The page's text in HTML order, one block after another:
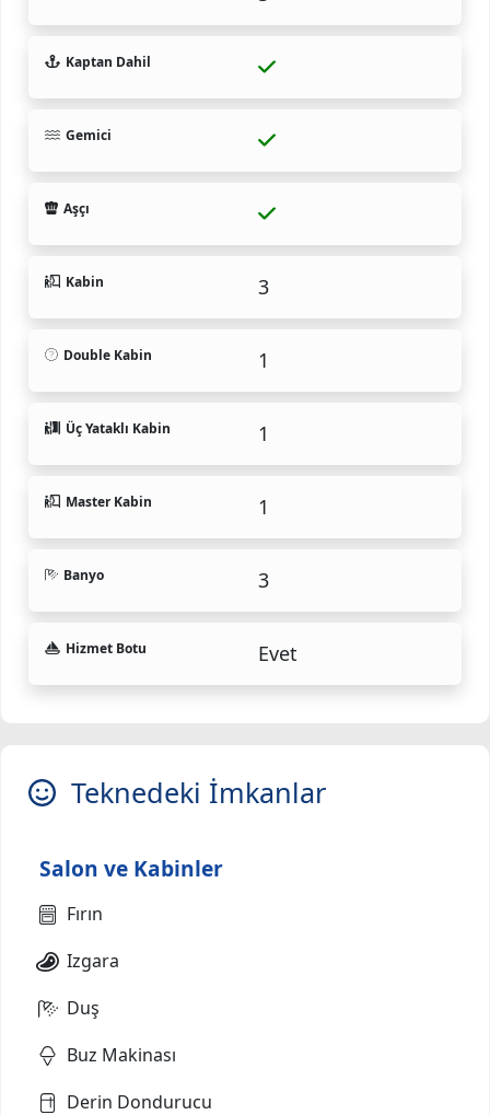
Kaptan Dahil
Gemici
Aşçı
Kabin 3
Double Kabin 1
Üç Yataklı Kabin 1
Master Kabin 1
Banyo 3
Hizmet Botu Evet
Teknedeki İmkanlar
Salon ve Kabinler
Fırın
Izgara
Duş
Buz Makinası
Derin Dondurucu